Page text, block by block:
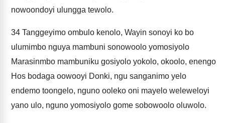
nowoondoyi ulungga tewolo.
34 Tanggeyimo ombulo kenolo, Wayin sonoyi ko bo
ulumimbo nguya mambuni sonowoolo yomosiyolo
Marasinmbo mambuniku gosiyolo yokolo, okoolo, enengo
Hos bodaga oowooyi Donki, ngu sanganimo yelo
endemo toongelo, nguno ooleko oni mayelo weleweloyi
yano ulo, nguno yomosiyolo gome sobowoolo oluwolo.